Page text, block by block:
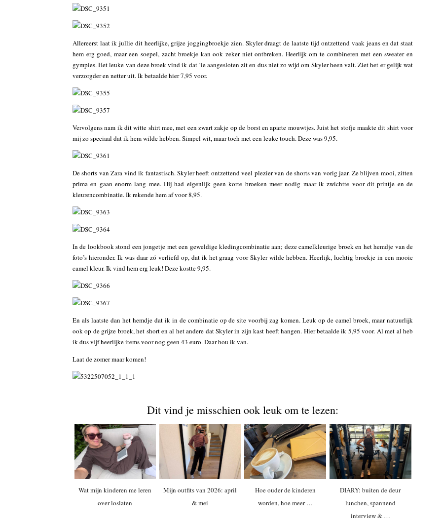
Allereerst laat ik jullie dit heerlijke, grijze joggingbroekje zien. Skyler draagt de laatste tijd ontzettend vaak jeans en dat staat
hem erg goed, maar een soepel, zacht broekje kan ook zeker niet ontbreken. Heerlijk om te combineren met een sweater en
gympies. Het leuke van deze broek vind ik dat ‘ie aangesloten zit en dus niet zo wijd om Skyler heen valt. Ziet het er gelijk wat
verzorgder en netter uit. Ik betaalde hier 7,95 voor.
Vervolgens nam ik dit witte shirt mee, met een zwart zakje op de borst en aparte mouwtjes. Juist het stofje maakte dit shirt voor
mij zo speciaal dat ik hem wilde hebben. Simpel wit, maar toch met een leuke touch. Deze was 9,95.
De shorts van Zara vind ik fantastisch. Skyler heeft ontzettend veel plezier van de shorts van vorig jaar. Ze blijven mooi, zitten
prima en gaan enorm lang mee. Hij had eigenlijk geen korte broeken meer nodig maar ik zwichtte voor dit printje en de
kleurencombinatie. Ik rekende hem af voor 8,95.
In de lookbook stond een jongetje met een geweldige kledingcombinatie aan; deze camelkleurige broek en het hemdje van de
foto’s hieronder. Ik was daar zó verliefd op, dat ik het graag voor Skyler wilde hebben. Heerlijk, luchtig broekje in een mooie
camel kleur. Ik vind hem erg leuk! Deze kostte 9,95.
En als laatste dan het hemdje dat ik in de combinatie op de site voorbij zag komen. Leuk op de camel broek, maar natuurlijk
ook op de grijze broek, het short en al het andere dat Skyler in zijn kast heeft hangen. Hier betaalde ik 5,95 voor. Al met al heb
ik dus vijf heerlijke items voor nog geen 43 euro. Daar hou ik van.
Laat de zomer maar komen!
Dit vind je misschien ook leuk om te lezen:
Wat mijn kinderen me leren
over loslaten
Mijn outfits van 2026: april
& mei
Hoe ouder de kinderen
worden, hoe meer …
DIARY: buiten de deur
lunchen, spannend
interview & …